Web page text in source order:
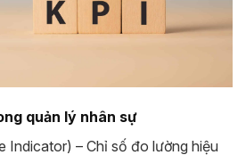
quản lý nhân sự
Indicator) – Chỉ số đo lường hiệu